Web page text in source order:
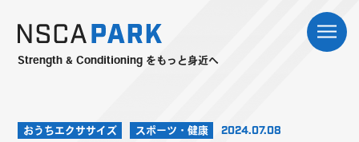
Strength & Conditioning をもっと身近へ
おうちエクササイズ スポーツ・健康 2024.07.08